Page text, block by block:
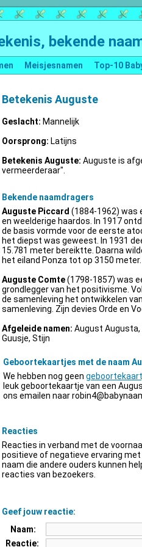
bekende
Meisjesnamen Top-10
Betekenis Auguste
Geslacht: Mannelijk
Oorsprong: Latijns
Betekenis Auguste: Auguste is
vermeerderaar".
Bekende naamdragers
Auguste Piccard (1884-1962) was
en weelderige haardos. In 1917
de basis vormde voor de eerste
het diepst was geweest. In 1931
15.781 meter bereiktte. Daarna
het eiland Ponza tot op 3150 meter.
Auguste Comte(1798-1857) was
grondlegger van het positivisme.
de samenleving het ontwikkelen
samenleving. Zijn devies Orde en
Afgeleide namen: August Augusta,
Guusje, Stijn
Geboortekaartjes met de naam
We hebben nog geen
leuk geboortekaartje van een
ons emailen naar
Reacties
Reacties in verband met de
positieve of negatieve ervaring
naam die andere ouders kunnen
reacties van bezoekers.
Geef jouw reactie:
Naam:
Reactie: